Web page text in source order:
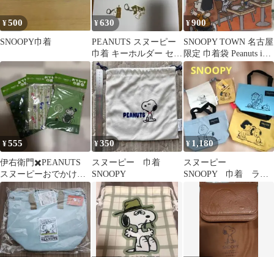
¥500
SNOOPY巾着
¥630
PEANUTS スヌーピー
巾着 キーホルダー セッ
ト
¥900
SNOOPY TOWN 名古屋
限定 巾着袋 Peanuts in
Nagoya
¥555
伊右衛門✖️PEANUTS
スヌーピーおでかけ巾
着 全3種
¥350
スヌーピー 巾着
SNOOPY
¥ 1,180
スヌーピー
SNOOPY 巾着 ラン
チトート ボトルホル
ダー グッズ ポーチ